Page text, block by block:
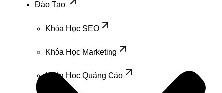
Đào Tạo
Khóa Học SEO
Khóa Học Marketing
Khóa Học Quảng Cáo